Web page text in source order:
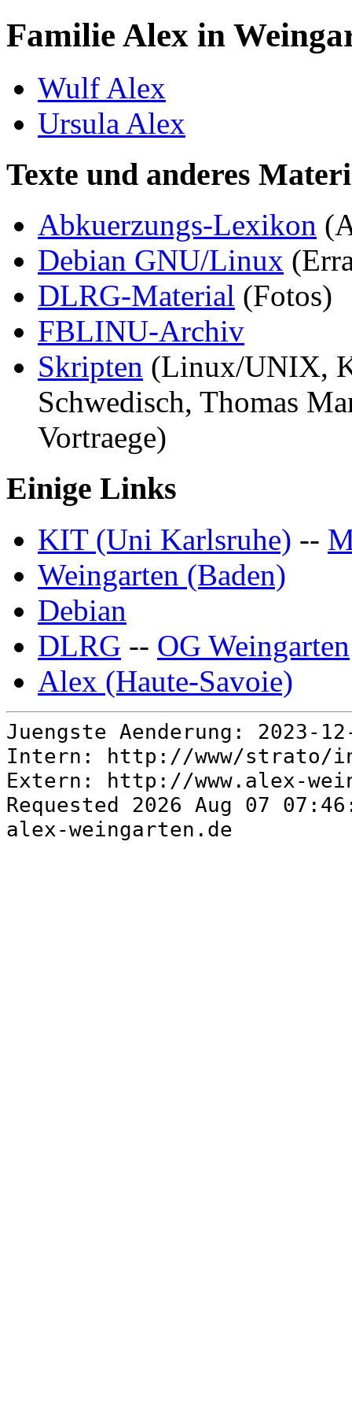
Familie Alex in
Wulf Alex
Ursula Alex
Texte und anderes
Abkuerzungs-Lexikon
Debian GNU/Linux
DLRG-Material (Fotos)
FBLINU-Archiv
Skripten (Linux/UNIX,
Schwedisch, Thomas
Vortraege)
Einige Links
KIT (Uni Karlsruhe) --
Weingarten (Baden)
Debian
DLRG -- OG Weingarten
Alex (Haute-Savoie)
Juengste Aenderung: 2023-
Intern: http://www/strato/
Extern: http://www.alex-
Requested 2026 Aug 07
alex-weingarten.de